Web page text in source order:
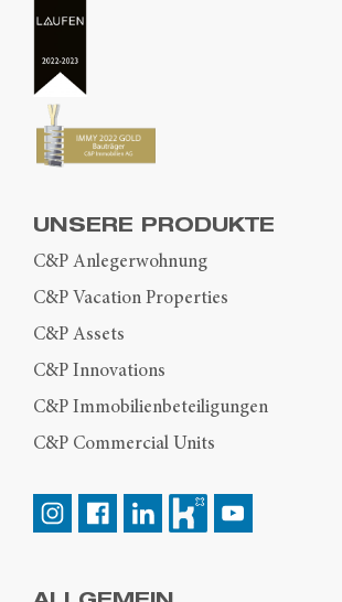
UNSERE PRODUKTE
C&P Anlegerwohnung
C&P Vacation Properties
C&P Assets
C&P Innovations
C&P Immobilienbeteiligungen
C&P Commercial Units